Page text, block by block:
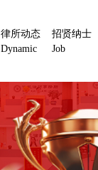
律所动态
Dynamic
招贤纳士
Job